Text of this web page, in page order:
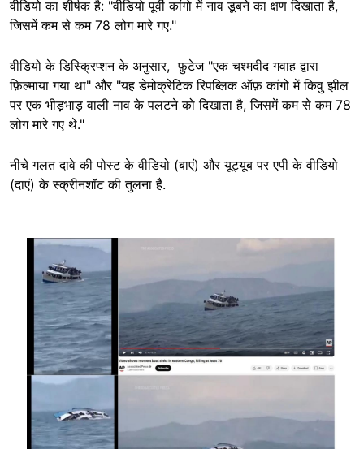
वीडियो का शीर्षक है: "वीडियो पूर्वी कांगो में नाव डूबने का क्षण दिखाता है,
जिसमें कम से कम 78 लोग मारे गए."
वीडियो के डिस्क्रिप्शन के अनुसार, फ़ुटेज "एक चश्मदीद गवाह द्वारा
फ़िल्माया गया था" और "यह डेमोक्रेटिक रिपब्लिक ऑफ़ कांगो में किवु झील
पर एक भीड़भाड़ वाली नाव के पलटने को दिखाता है, जिसमें कम से कम 78
लोग मारे गए थे."
नीचे गलत दावे की पोस्ट के वीडियो (बाएं) और यूट्यूब पर एपी के वीडियो
(दाएं) के स्क्रीनशॉट की तुलना है.
Image